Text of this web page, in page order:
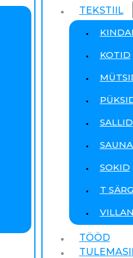
TEKSTIIL
KOTID
SALLID
SOKID
T
TÖÖD